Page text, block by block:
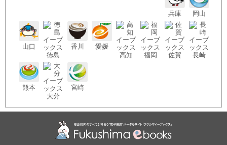
兵庫 岡山
山口
徳島
香川
愛媛
高知
福岡 佐賀 長崎
熊本
大分
宮崎